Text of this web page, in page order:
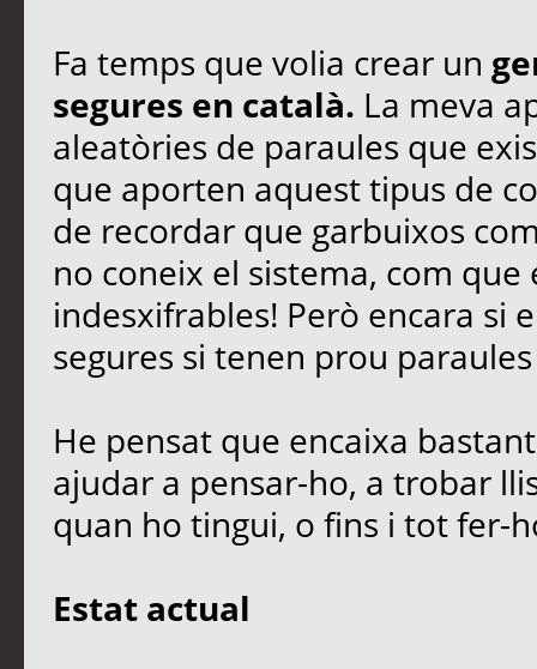
Fa temps que volia crear un
segures en català. La meva
aleatòries de paraules que
que aporten aquest tipus de
de recordar que garbuixos
no coneix el sistema, com
indesxifrables! Però encara si
segures si tenen prou
He pensat que encaixa
ajudar a pensar-ho, a trobar
quan ho tingui, o fins i tot fer-
Estat actual